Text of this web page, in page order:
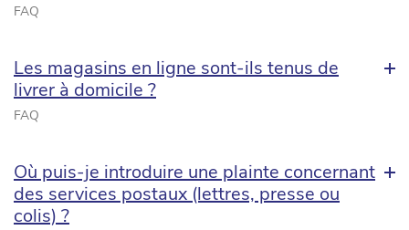
FAQ
Les magasins en ligne sont-ils tenus de
livrer à domicile ?
FAQ
Où puis-je introduire une plainte concernant
des services postaux (lettres, presse ou
colis) ?